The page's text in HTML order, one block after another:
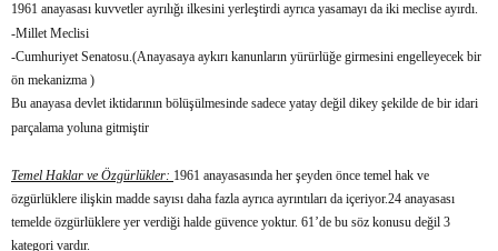
1961 anayasası kuvvetler ayrılığı ilkesini yerleştirdi ayrıca yasamayı da iki meclise ayırdı.
-Millet Meclisi
-Cumhuriyet Senatosu.(Anayasaya aykırı kanunların yürürlüğe girmesini engelleyecek bir
ön mekanizma )
Bu anayasa devlet iktidarının bölüşülmesinde sadece yatay değil dikey şekilde de bir idari
parçalama yoluna gitmiştir
Temel Haklar ve Özgürlükler: 1961 anayasasında her şeyden önce temel hak ve
özgürlüklere ilişkin madde sayısı daha fazla ayrıca ayrıntıları da içeriyor.24 anayasası
temelde özgürlüklere yer verdiği halde güvence yoktur. 61’de bu söz konusu değil 3
kategori vardır.